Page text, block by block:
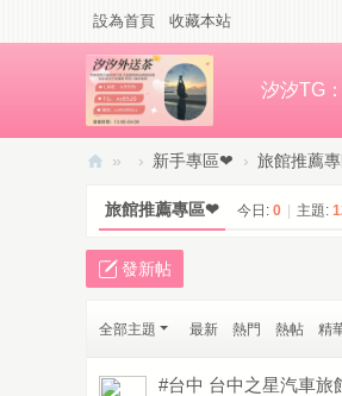
設為首頁 收藏本站
汐汐TG
汐
高
外
» › 新手專區❤ › 旅館推薦
旅館推薦專區❤ 今日: 0 主題:
發新帖
全部主題 最新 熱門 熱帖 精
#台中 台中之星汽車旅